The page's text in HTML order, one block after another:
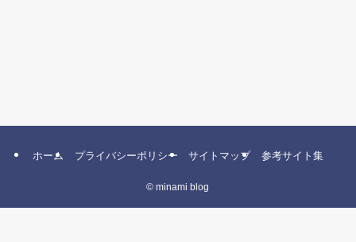
ホーム プライバシーポリシー サイトマップ 参考サイト集
© minami blog